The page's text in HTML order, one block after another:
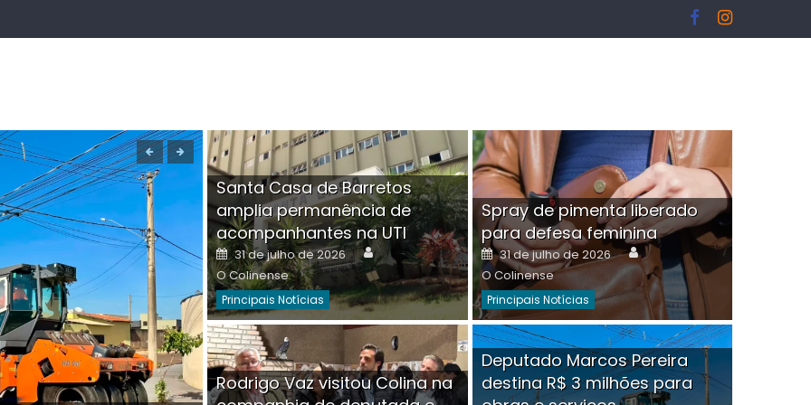
Boutique na Av. Ângelo Martins Tristão é
invadida por criminoso mascarado
Santa Casa de Barretos
amplia permanência de
acompanhantes na UTI
Posted
on
31 de julho de 2026 Author
O Colinense
Principais Notícias
Spray de pimenta liberado
para defesa feminina
Posted
on
31 de julho de 2026 Author
O Colinense
Principais Notícias
Rodrigo Vaz visitou Colina na
Deputado Marcos Pereira
destina R$ 3 milhões para